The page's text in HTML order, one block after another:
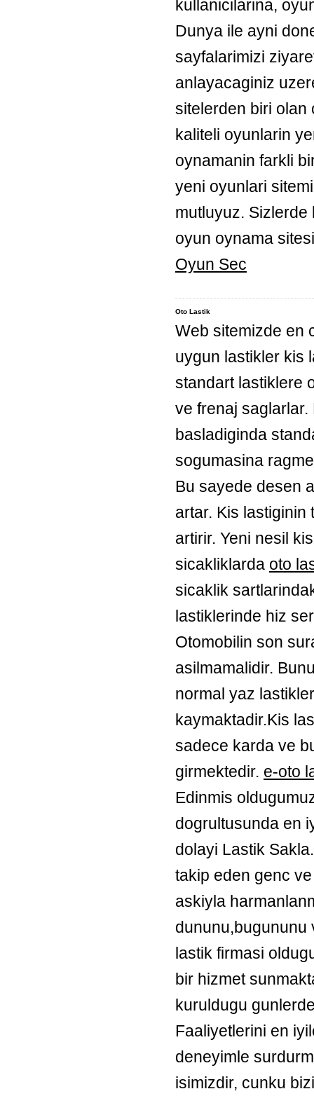
kullanicilarina,
Dunya ile ayni
sayfalarimizi
anlayacaginiz
sitelerden biri olan
kaliteli oyunlarin
oynamanin farkli
yeni oyunlari
mutluyuz.
oyun oynama
Oyun Sec
Oto Lastik
Web sitemizde en
uygun lastikler kis
standart lastiklere
ve frenaj
basladiginda
sogumasina
Bu sayede desen
artar. Kis
artirir. Yeni nesil
sicakliklarda oto
sicaklik
lastiklerinde hiz
Otomobilin son
asilmamalidir.
normal yaz
kaymaktadir.Kis
sadece karda ve
girmektedir. e-oto
Edinmis
dogrultusunda en
dolayi Lastik
takip eden genc
askiyla
dununu,bugununu
lastik firmasi
bir hizmet
kuruldugu
Faaliyetlerini en
deneyimle
isimizdir, cunku